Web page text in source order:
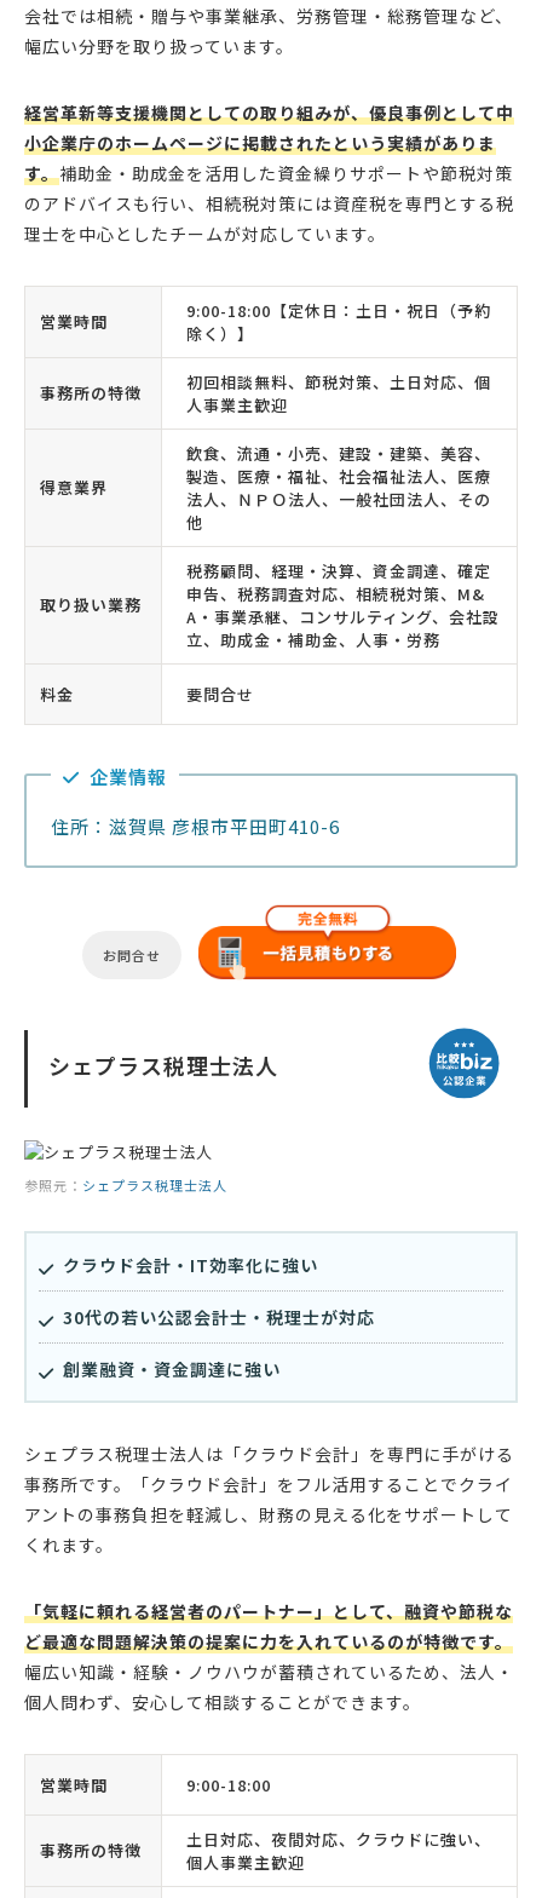
会社では相続・贈与や事業継承、労務管理・総務管理など、
幅広い分野を取り扱っています。
経営革新等支援機関としての取り組みが、優良事例として中
小企業庁のホームページに掲載されたという実績がありま
す。補助金・助成金を活用した資金繰りサポートや節税対策
のアドバイスも行い、相続税対策には資産税を専門とする税
理士を中心としたチームが対応しています。
営業時間
9:00-18:00【定休日：土日・祝日（予約
除く）】
事務所の特徴
初回相談無料、節税対策、土日対応、個
人事業主歓迎
得意業界
飲食、流通・小売、建設・建築、美容、
製造、医療・福祉、社会福祉法人、医療
法人、ＮＰＯ法人、一般社団法人、その
他
取り扱い業務
税務顧問、経理・決算、資金調達、確定
申告、税務調査対応、相続税対策、M&
A・事業承継、コンサルティング、会社設
立、助成金・補助金、人事・労務
料金 要問合せ
企業情報
住所：滋賀県 彦根市平田町410-6
お問合せ
シェプラス税理士法人
参照元： シェプラス税理士法人
クラウド会計・IT効率化に強い
30代の若い公認会計士・税理士が対応
創業融資・資金調達に強い
シェプラス税理士法人は「クラウド会計」を専門に手がける
事務所です。「クラウド会計」をフル活用することでクライ
アントの事務負担を軽減し、財務の見える化をサポートして
くれます。
「気軽に頼れる経営者のパートナー」として、融資や節税な
ど最適な問題解決策の提案に力を入れているのが特徴です。
幅広い知識・経験・ノウハウが蓄積されているため、法人・
個人問わず、安心して相談することができます。
営業時間 9:00-18:00
事務所の特徴
土日対応、夜間対応、クラウドに強い、
個人事業主歓迎